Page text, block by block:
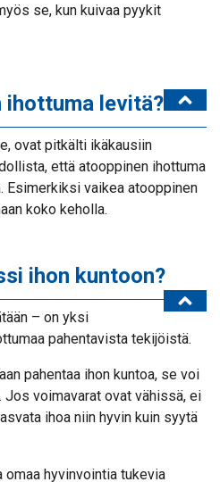
se, kun kuivaa pyykit
ihottuma levitä?
ovat pitkälti ikäkausiin
että atooppinen ihottuma
Esimerkiksi vaikea atooppinen
koko keholla.
ihon kuntoon?
– on yksi
pahentavista tekijöistä.
pahentaa ihon kuntoa, se voi
voimavarat ovat vähissä, ei
ihoa niin hyvin kuin syytä
hyvinvointia tukevia